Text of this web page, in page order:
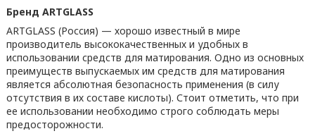
Бренд ARTGLASS
ARTGLASS (Россия) — хорошо известный в мире
производитель высококачественных и удобных в
использовании средств для матирования. Одно из основных
преимуществ выпускаемых им средств для матирования
является абсолютная безопасность применения (в силу
отсутствия в их составе кислоты). Стоит отметить, что при
ее использовании необходимо строго соблюдать меры
предосторожности.